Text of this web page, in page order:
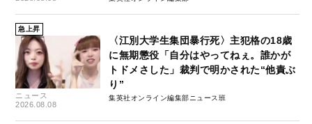
急上昇
ニュース
2026.08.08
〈江別大学生集団暴行死〉主犯格の18歳
に無期懲役「自分はやってねぇ。誰かが
トドメさした」裁判で明かされた“他責ぶ
り”
集英社オンライン編集部ニュース班